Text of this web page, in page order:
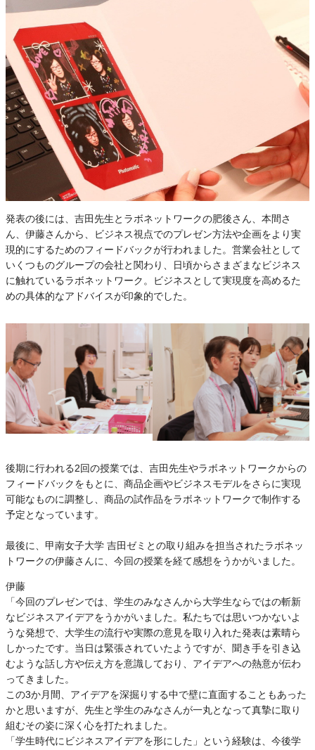
発表の後には、吉田先生とラボネットワークの肥後さん、本間さ
ん、伊藤さんから、ビジネス視点でのプレゼン方法や企画をより実
現的にするためのフィードバックが行われました。営業会社として
いくつものグループの会社と関わり、日頃からさまざまなビジネス
に触れているラボネットワーク。ビジネスとして実現度を高めるた
めの具体的なアドバイスが印象的でした。
後期に行われる2回の授業では、吉田先生やラボネットワークからの
フィードバックをもとに、商品企画やビジネスモデルをさらに実現
可能なものに調整し、商品の試作品をラボネットワークで制作する
予定となっています。
最後に、甲南女子大学 吉田ゼミとの取り組みを担当されたラボネッ
トワークの伊藤さんに、今回の授業を経て感想をうかがいました。
伊藤
「今回のプレゼンでは、学生のみなさんから大学生ならではの斬新
なビジネスアイデアをうかがいました。私たちでは思いつかないよ
うな発想で、大学生の流行や実際の意見を取り入れた発表は素晴ら
しかったです。当日は緊張されていたようですが、聞き手を引き込
むような話し方や伝え方を意識しており、アイデアへの熱意が伝わ
ってきました。
この3か月間、アイデアを深掘りする中で壁に直面することもあった
かと思いますが、先生と学生のみなさんが一丸となって真摯に取り
組むその姿に深く心を打たれました。
「学生時代にビジネスアイデアを形にした」という経験は、今後学